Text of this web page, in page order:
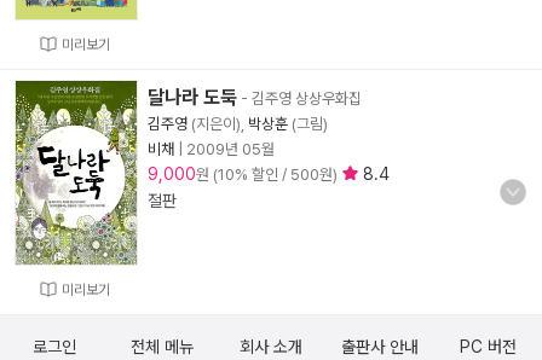
미리보기
미리보기
달나라 도둑 - 김주영 상상우화집
김주영 (지은이), 박상훈 (그림)
비채
2009년 05월
9,000원 (10% 할인 / 500원)
8.4
절판
로그인 전체 메뉴 회사 소개 출판사 안내 PC 버전